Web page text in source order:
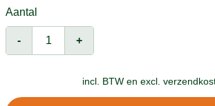
Aantal
- +
incl. BTW en excl.